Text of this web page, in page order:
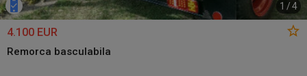
1 /4
4.100 EUR
Remorca basculabila